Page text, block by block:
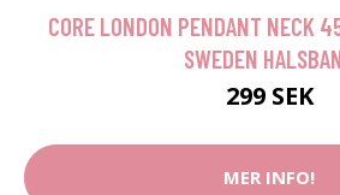
CORE LONDON PENDANT NECK
SWEDEN
299 SEK
MER INFO!